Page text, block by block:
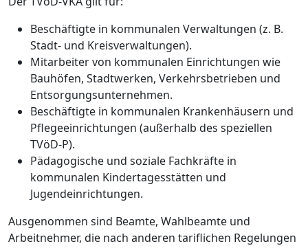
Beschäftigte in kommunalen Verwaltungen (z. B.
Stadt- und Kreisverwaltungen).
Mitarbeiter von kommunalen Einrichtungen wie
Bauhöfen, Stadtwerken, Verkehrsbetrieben und
Entsorgungsunternehmen.
Beschäftigte in kommunalen Krankenhäusern und
Pflegeeinrichtungen (außerhalb des speziellen
TVöD-P).
Pädagogische und soziale Fachkräfte in
kommunalen Kindertagesstätten und
Jugendeinrichtungen.
Ausgenommen sind Beamte, Wahlbeamte und
Arbeitnehmer, die nach anderen tariflichen Regelungen